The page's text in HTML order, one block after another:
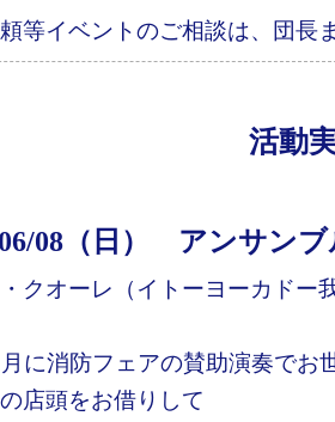
等イベントのご相談は、団長
活動
06/08（日） アンサン
クオーレ（イトーヨーカドー
に消防フェアの賛助演奏でお
店頭をお借りして